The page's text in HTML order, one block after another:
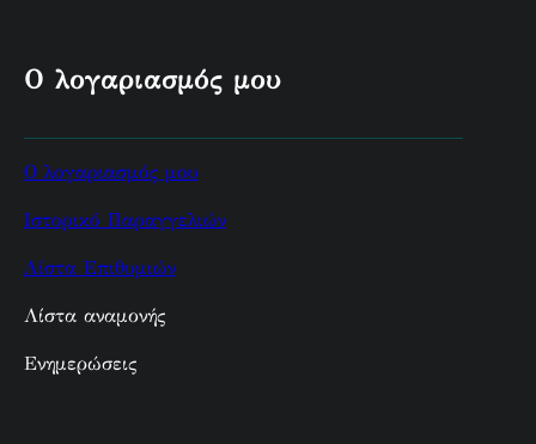
Ο λογαριασμός μου
Ο λογαριασμός μου
Ιστορικό Παραγγελιών
Λίστα Επιθυμιών
Λίστα αναμονής
Ενημερώσεις